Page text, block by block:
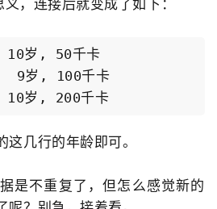
，连接后就变成了如下：
岁, 50千卡
岁, 100千卡
几行的年龄即可。
是不重复了，但怎么感觉新的